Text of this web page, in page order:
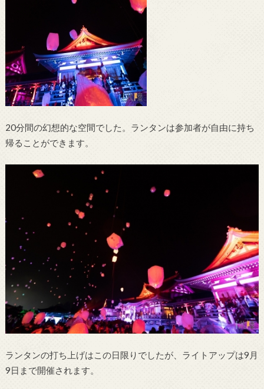
20分間の幻想的な空間でした。ランタンは参加者が自由に持ち
帰ることができます。
ランタンの打ち上げはこの日限りでしたが、ライトアップは9月
9日まで開催されます。